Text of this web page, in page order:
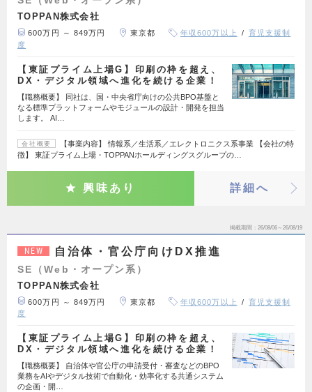
TOPPAN株式会社
600万円 ～ 849万円 東京都 年収600万以上
育児支援制
度
【東証プライム上場G】印刷の枠を超え、
DX・デジタル領域へ進化を続ける企業！
【職務概要】 同社は、国・中央省庁向けの公共BPO基盤と
なる標準プラットフォームやモジュールの設計・開発を担当
します。 AI…
会社概要
【事業内容】 情報系／生活系／エレクトロニクス系事業 【会社の特
徴】 東証プライム上場・TOPPANホールディングスグループの…
興味あり 詳細へ
掲載期間 26/08/06～26/08/19
NEW 自治体・官公庁向けDX推進
SE（Web・オープン系）
TOPPAN株式会社
600万円 ～ 849万円 東京都 年収600万以上
育児支援制
度
【東証プライム上場G】印刷の枠を超え、
DX・デジタル領域へ進化を続ける企業！
【職務概要】 自治体や官公庁の申請受付・審査などのBPO
業務をAIやデジタル技術で自動化・効率化する共通システム
の企画・開…